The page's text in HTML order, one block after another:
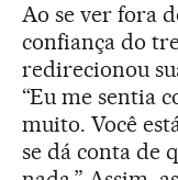
Ao se ver fora
confiança do
redirecionou
“Eu me sentia
muito. Você
se dá conta de